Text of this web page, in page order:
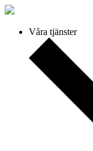
Våra tjänster